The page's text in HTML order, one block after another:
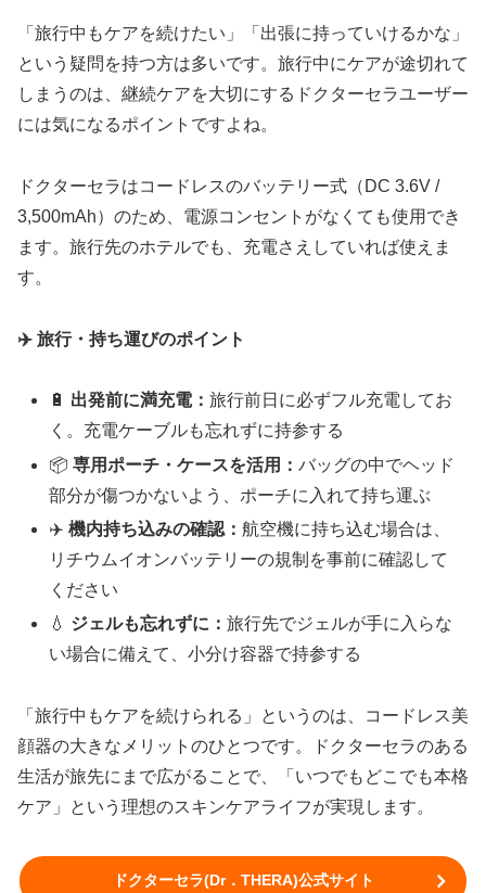
「旅行中もケアを続けたい」「出張に持っていけるかな」
という疑問を持つ方は多いです。旅行中にケアが途切れて
しまうのは、継続ケアを大切にするドクターセラユーザー
には気になるポイントですよね。
ドクターセラはコードレスのバッテリー式（DC 3.6V /
3,500mAh）のため、電源コンセントがなくても使用でき
ます。旅行先のホテルでも、充電さえしていれば使えま
す。
✈️ 旅行・持ち運びのポイント
🔋 出発前に満充電：旅行前日に必ずフル充電してお
く。充電ケーブルも忘れずに持参する
📦専用ポーチ・ケースを活用：バッグの中でヘッド
部分が傷つかないよう、ポーチに入れて持ち運ぶ
✈️機内持ち込みの確認：航空機に持ち込む場合は、
リチウムイオンバッテリーの規制を事前に確認して
ください
💧 ジェルも忘れずに：旅行先でジェルが手に入らな
い場合に備えて、小分け容器で持参する
「旅行中もケアを続けられる」というのは、コードレス美
顔器の大きなメリットのひとつです。ドクターセラのある
生活が旅先にまで広がることで、「いつでもどこでも本格
ケア」という理想のスキンケアライフが実現します。
ドクターセラ(Dr．THERA)公式サイト